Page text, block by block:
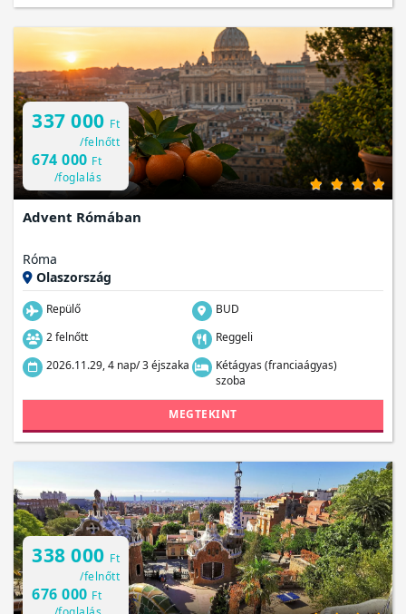
337 000 Ft
/felnőtt
674 000 Ft
/foglalás
Advent Rómában
Róma
Olaszország
Repülő
BUD
2 felnőtt
Reggeli
2026.11.29, 4 nap/ 3 éjszaka
Kétágyas (franciaágyas)
szoba
MEGTEKINT
338 000 Ft
/felnőtt
676 000 Ft